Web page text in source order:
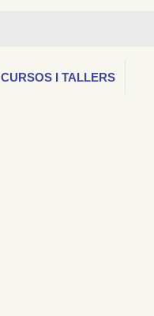
CURSOS I TALLERS